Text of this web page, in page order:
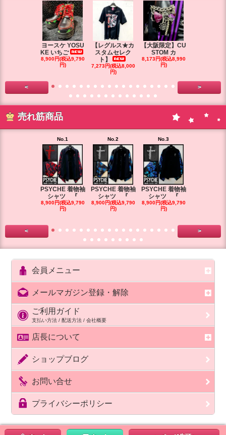
ヨースケ YOSU
KE いちご
8,900円(税込9,790
円)
【レグルス★カ
スタムセレク
ト】
7,273円(税込8,000
円)
【大阪限定】CU
STOM カ
8,173円(税込8,990
円)
< >
売れ筋商品
No.1
PSYCHE 着物袖
シャツ 『
8,900円(税込9,790
円)
No.2
PSYCHE 着物袖
シャツ 『
8,900円(税込9,790
円)
No.3
PSYCHE 着物袖
シャツ 『
8,900円(税込9,790
円)
< >
会員メニュー
メールマガジン登録・解除
ご利用ガイド
支払い方法 / 配送方法 / 会社概要
店長について
ショップブログ
お問い合せ
プライバシーポリシー